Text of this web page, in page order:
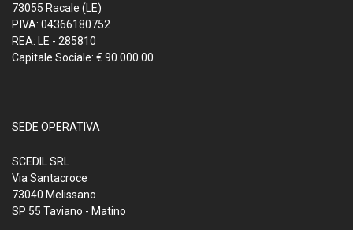
73055 Racale (LE)
P.IVA: 04366180752
REA: LE - 285810
Capitale Sociale: € 90.000.00
SEDE OPERATIVA
SCEDIL SRL
Via Santacroce
73040 Melissano
SP 55 Taviano - Matino